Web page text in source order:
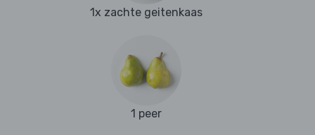
1x zachte geitenkaas
1 peer